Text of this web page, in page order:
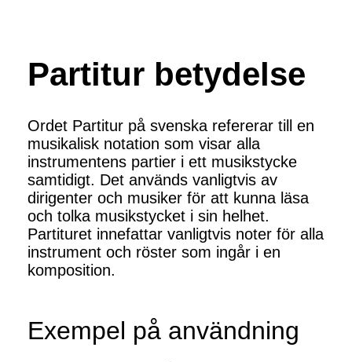
Partitur betydelse
Ordet Partitur på svenska refererar till en
musikalisk notation som visar alla
instrumentens partier i ett musikstycke
samtidigt. Det används vanligtvis av
dirigenter och musiker för att kunna läsa
och tolka musikstycket i sin helhet.
Partituret innefattar vanligtvis noter för alla
instrument och röster som ingår i en
komposition.
Exempel på användning